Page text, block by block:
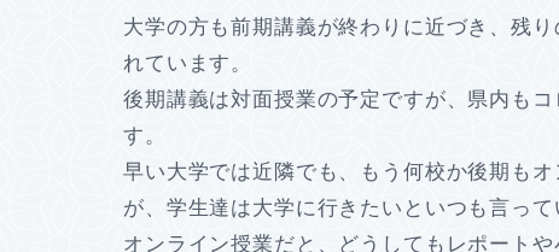
大学の方も前期講義が終わりに近づき、残
れています。
後期講義は対面授業の予定ですが、県内も
す。
早い大学では近隣でも、もう何校か後期も
が、学生達は大学に行きたいといつも言っ
オンライン授業だと、どうしてもレポート